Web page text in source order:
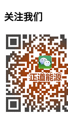
关注我们